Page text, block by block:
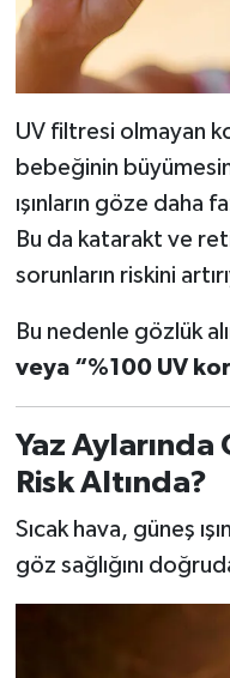
UV filtresi olmayan
bebeğinin
ışınların göze daha
Bu da katarakt ve
sorunların riskini
Bu nedenle gözlük
veya “%100 UV
Yaz Aylarında
Risk Altında?
Sıcak hava, güneş
göz sağlığını